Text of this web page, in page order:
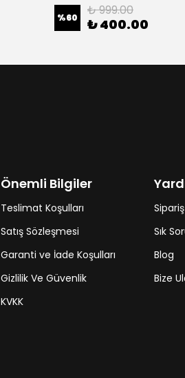
%60 ₺ 999.00
₺ 400.00
Önemli Bilgiler
Teslimat Koşulları
Satış Sözleşmesi
Garanti ve İade Koşulları
Gizlilik Ve Güvenlik
KVKK
Sık
Blog
Bize